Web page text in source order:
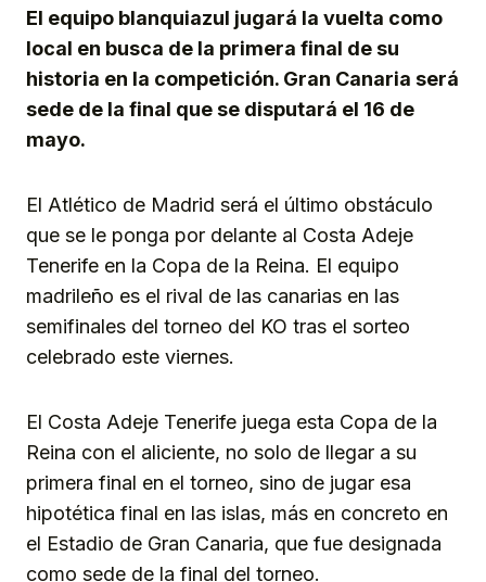
El equipo blanquiazul jugará la vuelta como
local en busca de la primera final de su
historia en la competición. Gran Canaria será
sede de la final que se disputará el 16 de
mayo.
El Atlético de Madrid será el último obstáculo
que se le ponga por delante al Costa Adeje
Tenerife en la Copa de la Reina. El equipo
madrileño es el rival de las canarias en las
semifinales del torneo del KO tras el sorteo
celebrado este viernes.
El Costa Adeje Tenerife juega esta Copa de la
Reina con el aliciente, no solo de llegar a su
primera final en el torneo, sino de jugar esa
hipotética final en las islas, más en concreto en
el Estadio de Gran Canaria, que fue designada
como sede de la final del torneo.